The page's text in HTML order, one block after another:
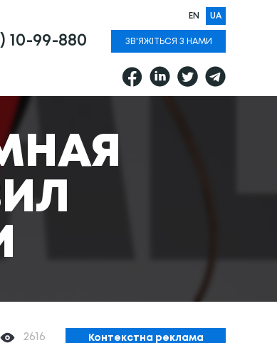
EN UA
10-99-880 ЗВ'ЯЖІТЬСЯ З НАМИ
2616 Контекстна реклама